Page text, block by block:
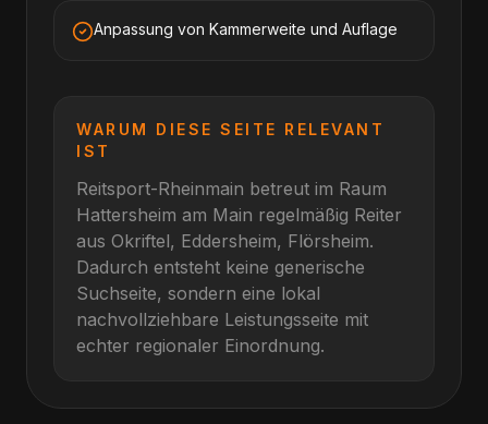
Anpassung von Kammerweite und Auflage
WARUM DIESE SEITE RELEVANT
IST
Reitsport-Rheinmain betreut im Raum
Hattersheim am Main regelmäßig Reiter
aus Okriftel, Eddersheim, Flörsheim.
Dadurch entsteht keine generische
Suchseite, sondern eine lokal
nachvollziehbare Leistungsseite mit
echter regionaler Einordnung.